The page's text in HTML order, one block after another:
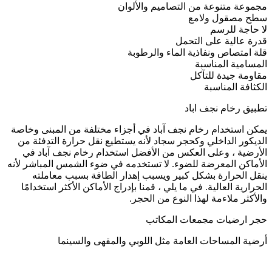
مجموعة متنوعة من التصاميم والألوان
سطح مصقول ولامع
لا حاجة للرسم
قدرة عالية على التحمل
قلة امتصاص ونفاذية الماء والرطوبة
المسامية المناسبة
مقاومة جيدة للتآكل
الكثافة المناسبة
تطبيق رخام نجف اباد
يمكن استخدام رخام نجف آباد في أجزاء مختلفة من المبنى وخاصة
الديكور الداخلي وكحجر سجاد لأنه يستطيع نقل حرارة التدفئة من
الأرضية ، وعلى العكس من الأفضل استخدام رخام نجف آباد في
الأماكن المعرضة للضوء. لا تستخدمه في ضوء الشمس المباشر لأنه
ينقل الحرارة بشكل كبير ويسبب إهدار الطاقة بسبب معاملته
الحرارية العالية. في ما يلي ، قمنا بإدراج الأماكن الأكثر استخدامًا
والأكثر ملاءمة لهذا النوع من الحجر.
حجر ارضيات مجمعات المكاتب
أرضية المساحات العامة مثل اللوبي والمقهى والسينما